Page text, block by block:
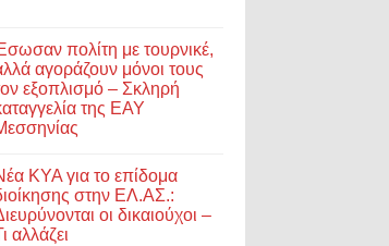
πολίτη με τουρνικέ,
αγοράζουν μόνοι τους
εξοπλισμό – Σκληρή
της ΕΑΥ
ΚΥΑ για το επίδομα
στην ΕΛ.ΑΣ.:
οι δικαιούχοι –
αλλάζει